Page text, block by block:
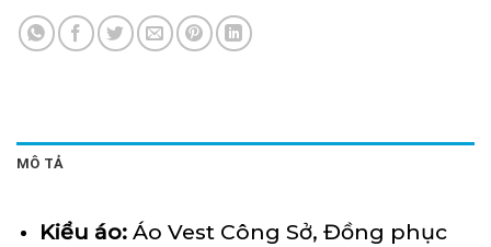
MÔ TẢ
Kiểu áo: Áo Vest Công Sở, Đồng phục